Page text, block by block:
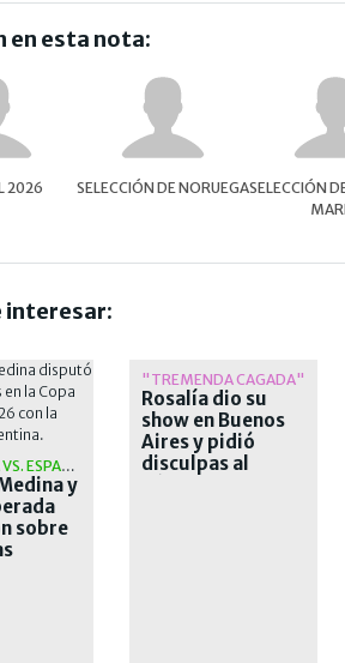
en esta nota:
2026 SELECCIÓN DE NORUEGASELECCIÓN
interesar:
ARGENTINA VS. ESPAÑA
y
sobre
"TREMENDA CAGADA"
Rosalía dio su
show en Buenos
Aires y pidió
disculpas al